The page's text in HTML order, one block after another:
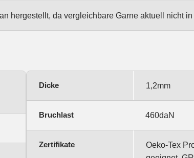
hergestellt, da vergleichbare Garne aktuell nicht
Dicke 1,2mm
Bruchlast 460daN
Zertifikate
Oeko-Tex